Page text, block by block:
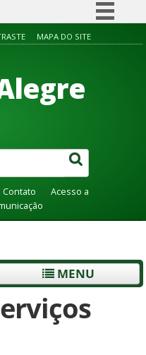
Simplifique!
Acesso à informação
Canais
MAPA DO SITE
Contato
Acesso a
MENU